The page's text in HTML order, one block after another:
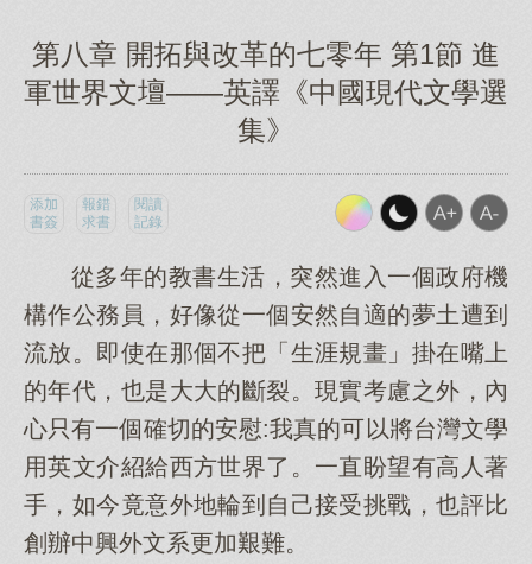
第八章 開拓與改革的七零年 第1節 進
軍世界文壇——英譯《中國現代文學選
集》
添加
書簽
報錯
求書
閱讀
記錄
從多年的教書生活，突然進入一個政府機
構作公務員，好像從一個安然自適的夢土遭到
流放。即使在那個不把「生涯規畫」掛在嘴上
的年代，也是大大的斷裂。現實考慮之外，內
心只有一個確切的安慰:我真的可以將台灣文學
用英文介紹給西方世界了。一直盼望有高人著
手，如今竟意外地輪到自己接受挑戰，也評比
創辦中興外文系更加艱難。